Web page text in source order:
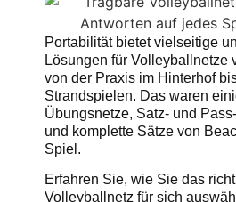
Portabilität bietet vielseitige
Lösungen für Volleyballnetze
von der Praxis im Hinterhof
Strandspielen. Das waren
Übungsnetze, Satz- und
und komplette Sätze von
Spiel.
Erfahren Sie, wie Sie das
Volleyballnetz für sich